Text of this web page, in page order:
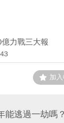
力戰三大報
加
能逃過一劫嗎